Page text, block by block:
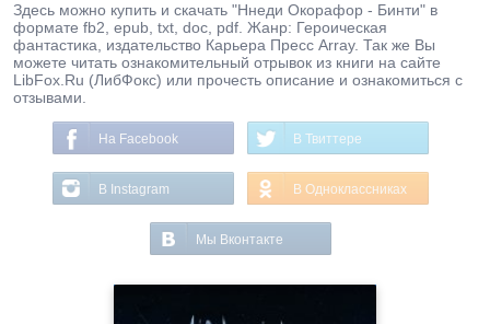
Здесь можно купить и скачать "Ннеди Окорафор - Бинти" в
формате fb2, epub, txt, doc, pdf. Жанр: Героическая
фантастика, издательство Карьера Пресс Array. Так же Вы
можете читать ознакомительный отрывок из книги на сайте
LibFox.Ru (ЛибФокс) или прочесть описание и ознакомиться с
отзывами.
На Facebook В Твиттере
В Instagram В Одноклассниках
Мы Вконтакте